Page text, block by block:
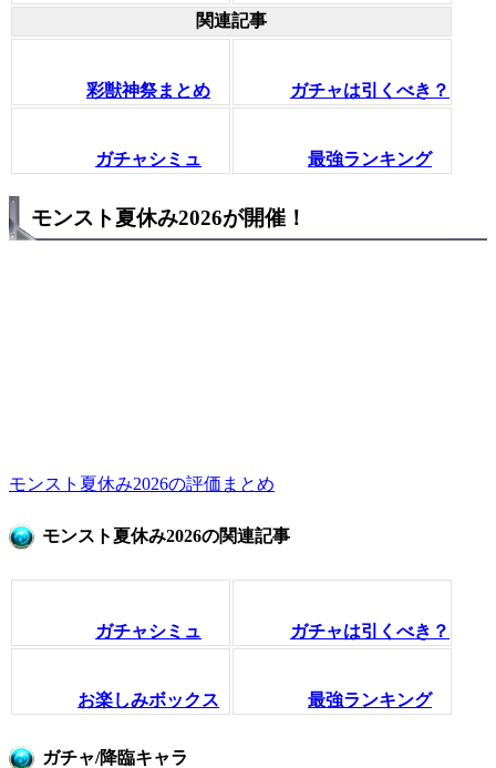
関連記事
彩獣神祭まとめ ガチャは引くべき？
ガチャシミュ 最強ランキング
モンスト夏休み2026が開催！
モンスト夏休み2026の評価まとめ
モンスト夏休み2026の関連記事
ガチャシミュ ガチャは引くべき？
お楽しみボックス 最強ランキング
ガチャ/降臨キャラ